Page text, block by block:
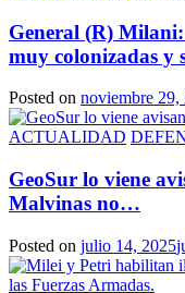
General (R)
muy colonizadas y
Posted on noviembre 29,
ACTUALIDAD
GeoSur lo viene
Malvinas no…
Posted on julio 14, 2025